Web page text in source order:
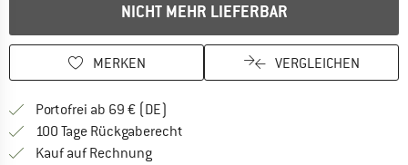
NICHT MEHR LIEFERBAR
MERKEN VERGLEICHEN
Portofrei ab 69 € (DE)
100 Tage Rückgaberecht
Kauf auf RechnungFinde die Zahlungs-Infos hier! Öffnet